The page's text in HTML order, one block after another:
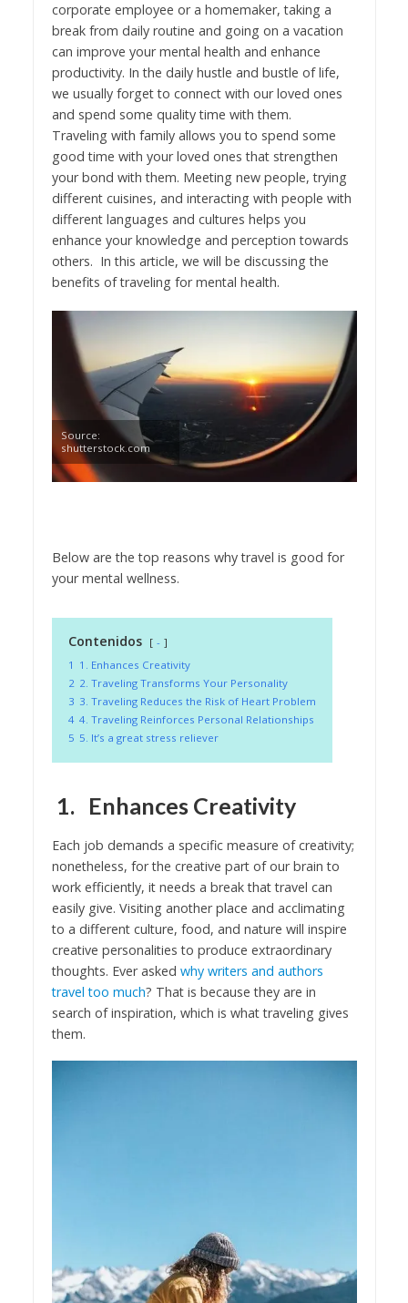
corporate employee or a homemaker, taking a
break from daily routine and going on a vacation
can improve your mental health and enhance
productivity. In the daily hustle and bustle of life,
we usually forget to connect with our loved ones
and spend some quality time with them.
Traveling with family allows you to spend some
good time with your loved ones that strengthen
your bond with them. Meeting new people, trying
different cuisines, and interacting with people with
different languages and cultures helps you
enhance your knowledge and perception towards
others. In this article, we will be discussing the
benefits of traveling for mental health.
Source:
shutterstock.com
Below are the top reasons why travel is good for
your mental wellness.
Contenidos
-
1 1. Enhances Creativity
2 2. Traveling Transforms Your Personality
3 3. Traveling Reduces the Risk of Heart Problem
4 4. Traveling Reinforces Personal Relationships
5 5. It’s a great stress reliever
1. Enhances Creativity
Each job demands a specific measure of creativity;
nonetheless, for the creative part of our brain to
work efficiently, it needs a break that travel can
easily give. Visiting another place and acclimating
to a different culture, food, and nature will inspire
creative personalities to produce extraordinary
thoughts. Ever asked why writers and authors
travel too much? That is because they are in
search of inspiration, which is what traveling gives
them.